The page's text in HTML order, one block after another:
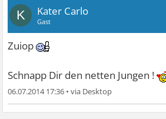
K Kater Carlo
Gast
Zuiop
Schnapp Dir den netten Jungen !
06.07.2014 17:36 •